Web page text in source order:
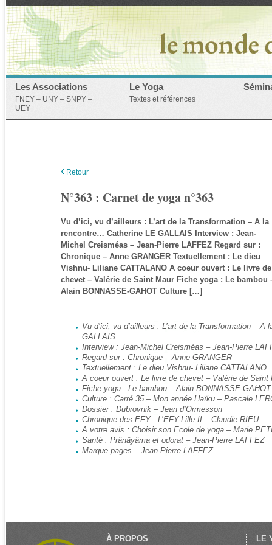
Les Associations
FNEY – UNY – SNPY –
UEY
Le Yoga
Textes et références
‹ Retour
N°363 : Carnet de yoga n°363
Vu d’ici, vu d’ailleurs : L’art de la Transformation – A la
rencontre… Catherine LE GALLAIS Interview : Jean-
Michel Creisméas – Jean-Pierre LAFFEZ Regard sur :
Chronique – Anne GRANGER Textuellement : Le dieu
Vishnu- Liliane CATTALANO A coeur ouvert : Le livre de
chevet – Valérie de Saint Maur Fiche yoga : Le bambou
Alain BONNASSE-GAHOT Culture […]
Vu d’ici, vu d’ailleurs : L’art de la Transformation –
GALLAIS
Interview : Jean-Michel Creisméas – Jean-Pierre
Regard sur : Chronique – Anne GRANGER
Textuellement : Le dieu Vishnu- Liliane CATTALANO
A coeur ouvert : Le livre de chevet – Valérie de Saint
Fiche yoga : Le bambou – Alain BONNASSE-GAHOT
Culture : Carré 35 – Mon année Haïku – Pascale
Dossier : Dubrovnik – Jean d’Ormesson
Chronique des EFY : L’EFY-Lille II – Claudie RIEU
A votre avis : Choisir son Ecole de yoga – Marie
Santé : Prânâyâma et odorat – Jean-Pierre LAFFEZ
Marque pages – Jean-Pierre LAFFEZ
À PROPOS LE